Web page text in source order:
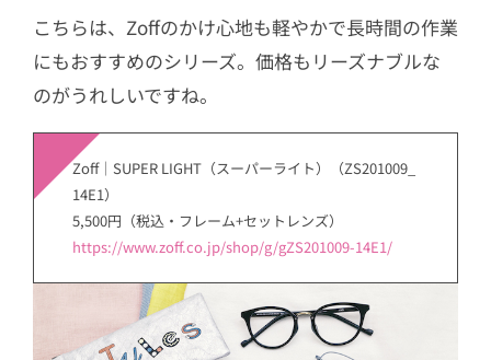
こちらは、Zoffのかけ心地も軽やかで長時間の作業
にもおすすめのシリーズ。価格もリーズナブルな
のがうれしいですね。
Zoff｜SUPER LIGHT（スーパーライト）（ZS201009_
14E1）
5,500円（税込・フレーム+セットレンズ）
https://www.zoff.co.jp/shop/g/gZS201009-14E1/